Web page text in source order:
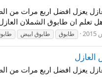
العازل يتمتع بقوة تحمل تصل الى 35 كجم / سم2 .
طابوق طابوق ابيض
العازل